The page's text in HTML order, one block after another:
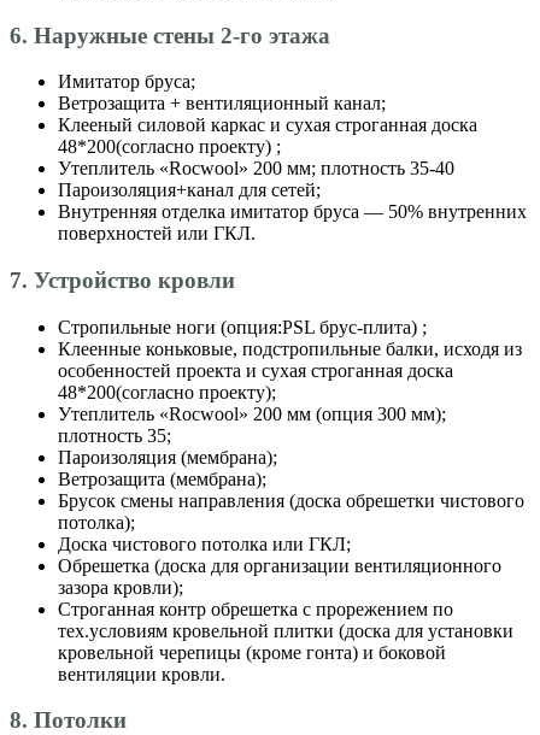
6. Наружные стены 2-го этажа
Имитатор бруса;
Ветрозащита + вентиляционный канал;
Клееный силовой каркас и сухая строганная доска
48*200(согласно проекту) ;
Утеплитель «Roсwool» 200 мм; плотность 35-40
Пароизоляция+канал для сетей;
Внутренняя отделка имитатор бруса — 50% внутренних
поверхностей или ГКЛ.
7. Устройство кровли
Стропильные ноги (опция:PSL брус-плита) ;
Клеенные коньковые, подстропильные балки, исходя из
особенностей проекта и сухая строганная доска
48*200(согласно проекту);
Утеплитель «Roсwool» 200 мм (опция 300 мм);
плотность 35;
Пароизоляция (мембрана);
Ветрозащита (мембрана);
Брусок смены направления (доска обрешетки чистового
потолка);
Доска чистового потолка или ГКЛ;
Обрешетка (доска для организации вентиляционного
зазора кровли);
Строганная контр обрешетка с прорежением по
тех.условиям кровельной плитки (доска для установки
кровельной черепицы (кроме гонта) и боковой
вентиляции кровли.
8. Потолки